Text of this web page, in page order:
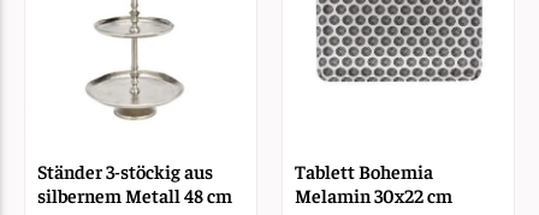
Ständer 3-stöckig aus
silbernem Metall 48 cm
Tablett Bohemia
Melamin 30x22 cm